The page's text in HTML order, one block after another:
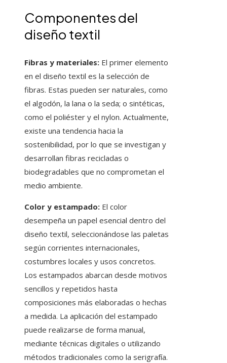
Componentes del
diseño textil
Fibras y materiales: El primer elemento
en el diseño textil es la selección de
fibras. Estas pueden ser naturales, como
el algodón, la lana o la seda; o sintéticas,
como el poliéster y el nylon. Actualmente,
existe una tendencia hacia la
sostenibilidad, por lo que se investigan y
desarrollan fibras recicladas o
biodegradables que no comprometan el
medio ambiente.
Color y estampado: El color
desempeña un papel esencial dentro del
diseño textil, seleccionándose las paletas
según corrientes internacionales,
costumbres locales y usos concretos.
Los estampados abarcan desde motivos
sencillos y repetidos hasta
composiciones más elaboradas o hechas
a medida. La aplicación del estampado
puede realizarse de forma manual,
mediante técnicas digitales o utilizando
métodos tradicionales como la serigrafía.